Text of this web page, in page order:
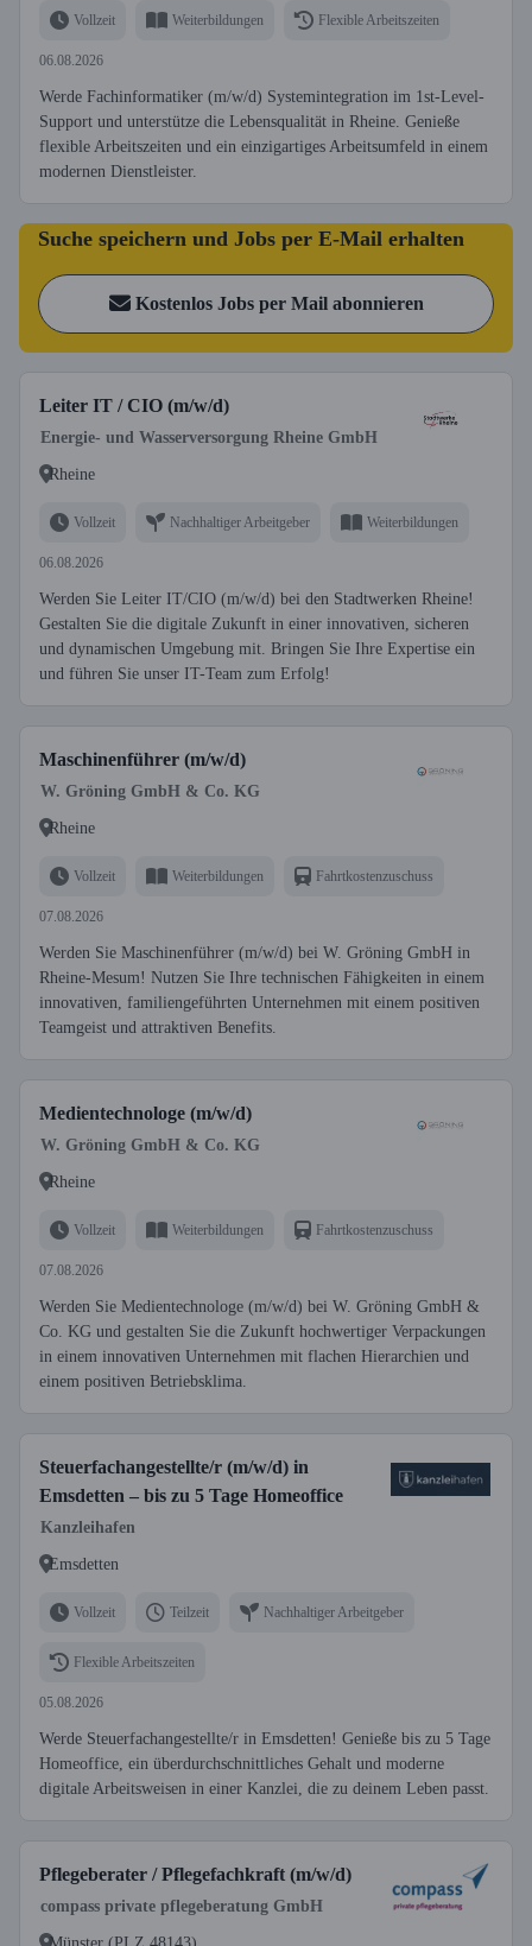
Vollzeit Weiterbildungen Flexible Arbeitszeiten
06.08.2026
Werde Fachinformatiker (m/w/d) Systemintegration im 1st-Level-
Support und unterstütze die Lebensqualität in Rheine. Genieße
flexible Arbeitszeiten und ein einzigartiges Arbeitsumfeld in einem
modernen Dienstleister.
Suche speichern und Jobs per E-Mail erhalten
Kostenlos Jobs per Mail abonnieren
Leiter IT / CIO (m/w/d)
Energie- und Wasserversorgung Rheine GmbH
Rheine
Vollzeit Nachhaltiger Arbeitgeber Weiterbildungen
06.08.2026
Werden Sie Leiter IT/CIO (m/w/d) bei den Stadtwerken Rheine!
Gestalten Sie die digitale Zukunft in einer innovativen, sicheren
und dynamischen Umgebung mit. Bringen Sie Ihre Expertise ein
und führen Sie unser IT-Team zum Erfolg!
Maschinenführer (m/w/d)
W. Gröning GmbH & Co. KG
Rheine
Vollzeit Weiterbildungen Fahrtkostenzuschuss
07.08.2026
Werden Sie Maschinenführer (m/w/d) bei W. Gröning GmbH in
Rheine-Mesum! Nutzen Sie Ihre technischen Fähigkeiten in einem
innovativen, familiengeführten Unternehmen mit einem positiven
Teamgeist und attraktiven Benefits.
Medientechnologe (m/w/d)
W. Gröning GmbH & Co. KG
Rheine
Vollzeit Weiterbildungen Fahrtkostenzuschuss
07.08.2026
Werden Sie Medientechnologe (m/w/d) bei W. Gröning GmbH &
Co. KG und gestalten Sie die Zukunft hochwertiger Verpackungen
in einem innovativen Unternehmen mit flachen Hierarchien und
einem positiven Betriebsklima.
Steuerfachangestellte/r (m/w/d) in
Emsdetten – bis zu 5 Tage Homeoffice
Kanzleihafen
Emsdetten
Vollzeit Teilzeit Nachhaltiger Arbeitgeber
Flexible Arbeitszeiten
05.08.2026
Werde Steuerfachangestellte/r in Emsdetten! Genieße bis zu 5 Tage
Homeoffice, ein überdurchschnittliches Gehalt und moderne
digitale Arbeitsweisen in einer Kanzlei, die zu deinem Leben passt.
Pflegeberater / Pflegefachkraft (m/w/d)
compass private pflegeberatung GmbH
Münster (PLZ 48143)